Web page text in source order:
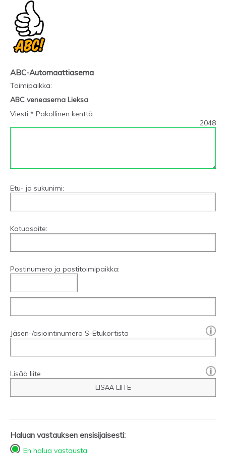
ABC-Automaattiasema
Toimipaikka:
ABC veneasema Lieksa
Viesti * Pakollinen kenttä
2048
Etu- ja sukunimi:
Katuosoite:
Postinumero ja postitoimipaikka:
Jäsen-/asiointinumero S-Etukortista
Lisää liite
LISÄÄ LIITE
Haluan vastauksen ensisijaisesti:
En halua vastausta